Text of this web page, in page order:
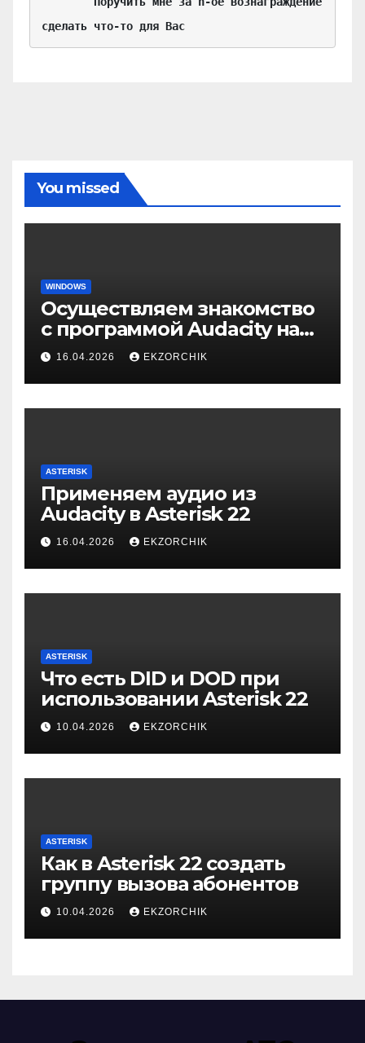
сделать что-то для Вас
You missed
WINDOWS
Осуществляем знакомство
с программой Audacity на
Windows 10
16.04.2026 EKZORCHIK
ASTERISK
Применяем аудио из
Audacity в Asterisk 22
16.04.2026 EKZORCHIK
ASTERISK
Что есть DID и DOD при
использовании Asterisk 22
10.04.2026 EKZORCHIK
ASTERISK
Как в Asterisk 22 создать
группу вызова абонентов
10.04.2026 EKZORCHIK